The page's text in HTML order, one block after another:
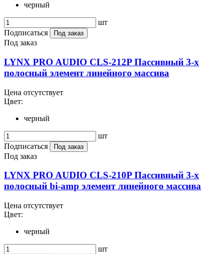
черный
шт
Подписаться
Под заказ
Под заказ
LYNX PRO AUDIO CLS-212P Пассивный 3-х
полосный элемент линейного массива
Цена отсутствует
Цвет:
черный
шт
Подписаться
Под заказ
Под заказ
LYNX PRO AUDIO CLS-210P Пассивный 3-х
полосный bi-amp элемент линейного массива
Цена отсутствует
Цвет:
черный
шт